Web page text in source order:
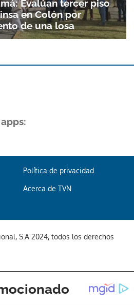
ACEPTAR
Evalúan tercer piso
en Colón por
de una losa
Política de privacidad
Acerca de TVN
S.A 2024, todos los derechos